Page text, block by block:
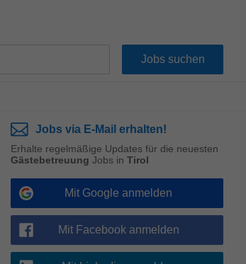
Jobs via E-Mail erhalten!
Erhalte regelmäßige Updates für die neuesten
Gästebetreuung Jobs in Tirol
Mit Google anmelden
Mit Facebook anmelden